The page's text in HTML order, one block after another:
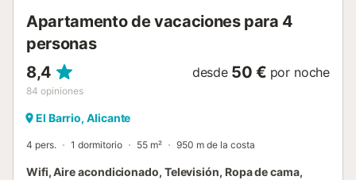
Apartamento de vacaciones para 4
personas
8,4
84 opiniones
desde 50 € por noche
El Barrio, Alicante
4 pers. 1 dormitorio 55 m² 950 m de la costa
Wifi, Aire acondicionado, Televisión, Ropa de cama,